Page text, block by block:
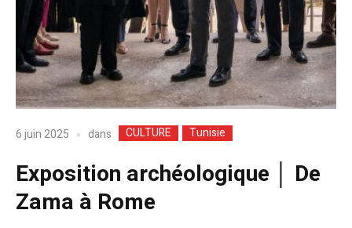
6 juin 2025 dans CULTURE Tunisie
Exposition archéologique │ De
Zama à Rome